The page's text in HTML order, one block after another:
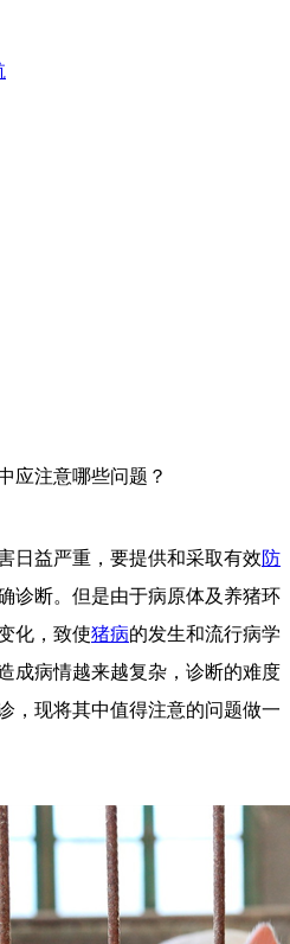
应注意哪些问题？
日益严重，要提供和采取有效防
诊断。但是由于病原体及养猪环
化，致使猪病的发生和流行病学
成病情越来越复杂，诊断的难度
，现将其中值得注意的问题做一